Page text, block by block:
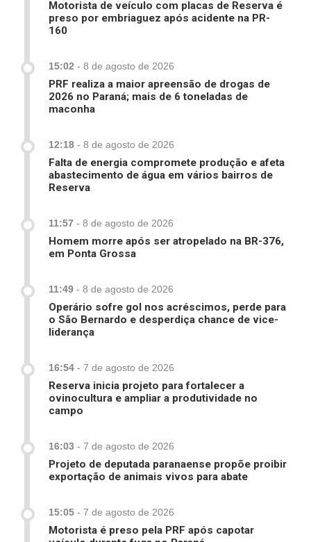
Motorista de veículo com placas de Reserva é
preso por embriaguez após acidente na PR-
160
15:02 - 8 de agosto de 2026
PRF realiza a maior apreensão de drogas de
2026 no Paraná; mais de 6 toneladas de
maconha
12:18 - 8 de agosto de 2026
Falta de energia compromete produção e afeta
abastecimento de água em vários bairros de
Reserva
11:57 - 8 de agosto de 2026
Homem morre após ser atropelado na BR-376,
em Ponta Grossa
11:49 - 8 de agosto de 2026
Operário sofre gol nos acréscimos, perde para
o São Bernardo e desperdiça chance de vice-
liderança
16:54 - 7 de agosto de 2026
Reserva inicia projeto para fortalecer a
ovinocultura e ampliar a produtividade no
campo
16:03 - 7 de agosto de 2026
Projeto de deputada paranaense propõe proibir
exportação de animais vivos para abate
15:05 - 7 de agosto de 2026
Motorista é preso pela PRF após capotar